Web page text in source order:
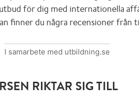
för dig med internationella
finner du några recensioner från
I samarbete med utbildning.se
RIKTAR SIG TILL